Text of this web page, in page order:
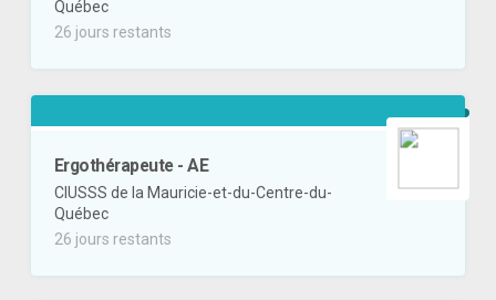
Québec
26 jours restants
Ergothérapeute - AE
CIUSSS de la Mauricie-et-du-Centre-du-
Québec
26 jours restants